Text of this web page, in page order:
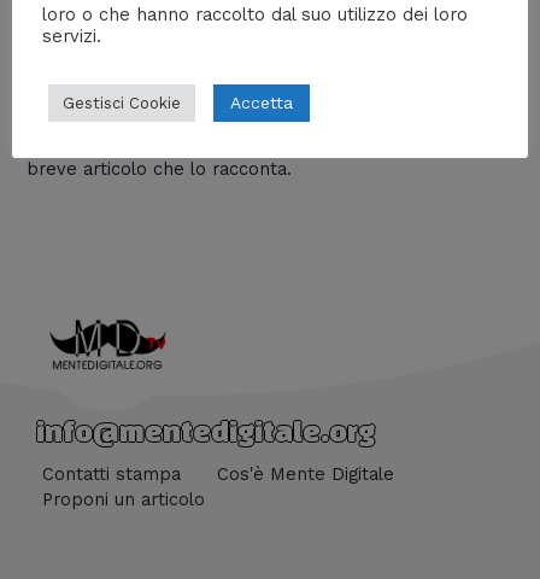
Le donne e il Mos Maiorum
Quali erano i compiti delle matrone romane in epoca
breve articolo che lo racconta.
info@mentedigitale.org
Contatti stampa
Cos'è Mente Digitale
Proponi un articolo
loro o che hanno raccolto dal suo utilizzo dei loro
servizi.
Gestisci Cookie Accetta